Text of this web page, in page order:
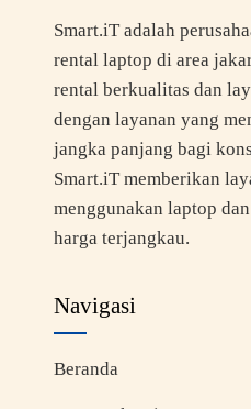
Smart.iT adalah
rental laptop di area
rental berkualitas dan
dengan layanan yang
jangka panjang bagi
Smart.iT memberikan
menggunakan laptop
harga terjangkau.
Navigasi
Beranda